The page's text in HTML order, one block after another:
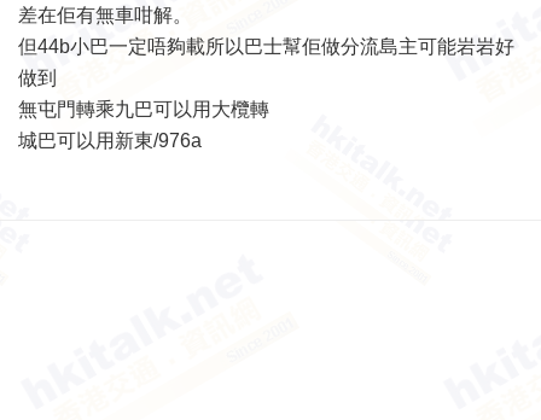
差在佢有無車咁解。
但44b小巴一定唔夠載所以巴士幫佢做分流島主可能岩岩好
做到
無屯門轉乘九巴可以用大欖轉
城巴可以用新東/976a